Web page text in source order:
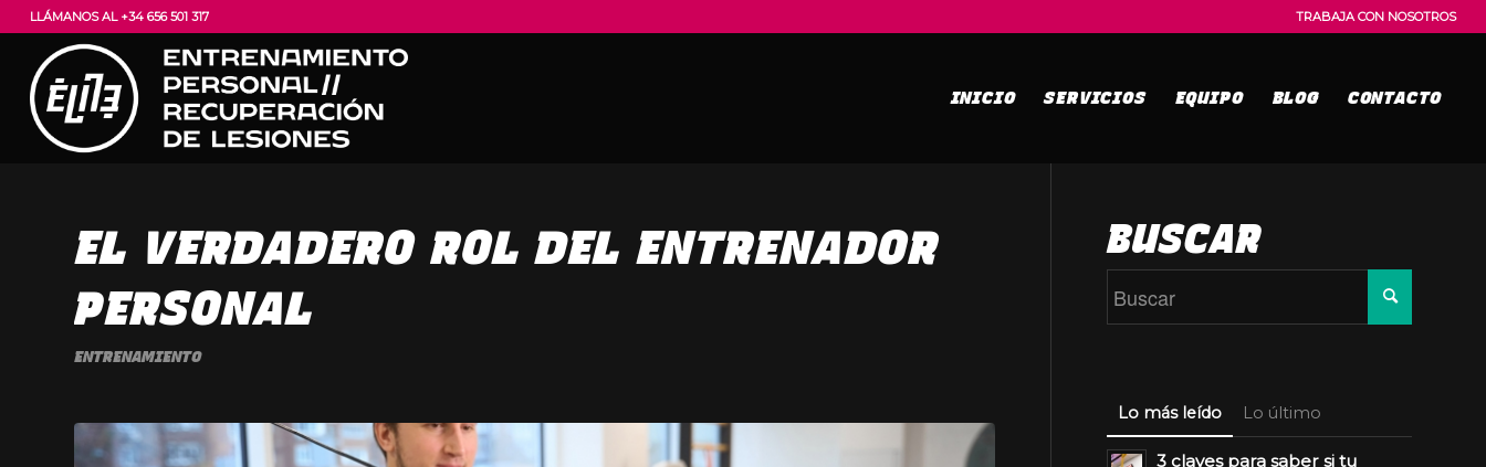
TRABAJA CON NOSOTROS
LLÁMANOS AL +34 656 501 317
INICIO SERVICIOS EQUIPO BLOG CONTACTO
EL VERDADERO ROL DEL ENTRENADOR
PERSONAL
ENTRENAMIENTO
BUSCAR
Lo más leído Lo último
3 claves para saber si tu